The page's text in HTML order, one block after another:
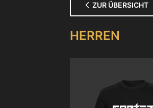
ZUR ÜBERSICHT
HERREN